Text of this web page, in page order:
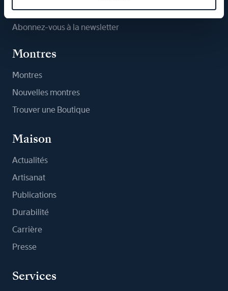
Abonnez-vous à la newsletter
Montres
Montres
Nouvelles montres
Trouver une Boutique
Maison
Actualités
Artisanat
Publications
Durabilité
Carrière
Presse
Services